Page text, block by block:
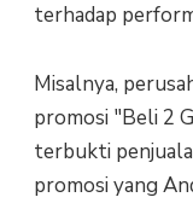
terhadap
Misalnya,
promosi "Beli 2
terbukti
promosi yang